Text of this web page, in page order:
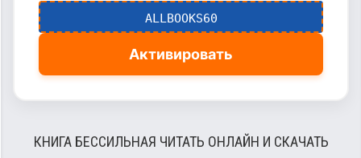
ALLBOOKS60
Активировать
КНИГА БЕССИЛЬНАЯ ЧИТАТЬ ОНЛАЙН И СКАЧАТЬ